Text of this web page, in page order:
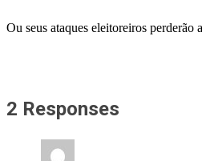
Ou seus ataques eleitoreiros perderão
2 Responses